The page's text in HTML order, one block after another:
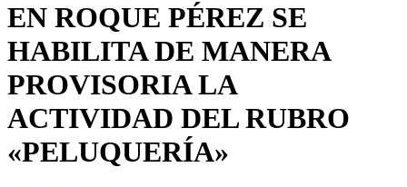
EN ROQUE PÉREZ SE
HABILITA DE MANERA
PROVISORIA LA
ACTIVIDAD DEL RUBRO
«PELUQUERÍA»